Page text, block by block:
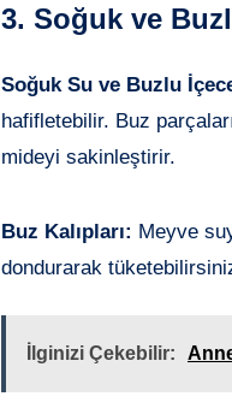
3. Soğuk ve
Soğuk Su ve Buzlu
hafifletebilir. Buz
mideyi sakinleştirir.
Buz Kalıpları: Meyve
dondurarak
İlginizi Çekebilir: